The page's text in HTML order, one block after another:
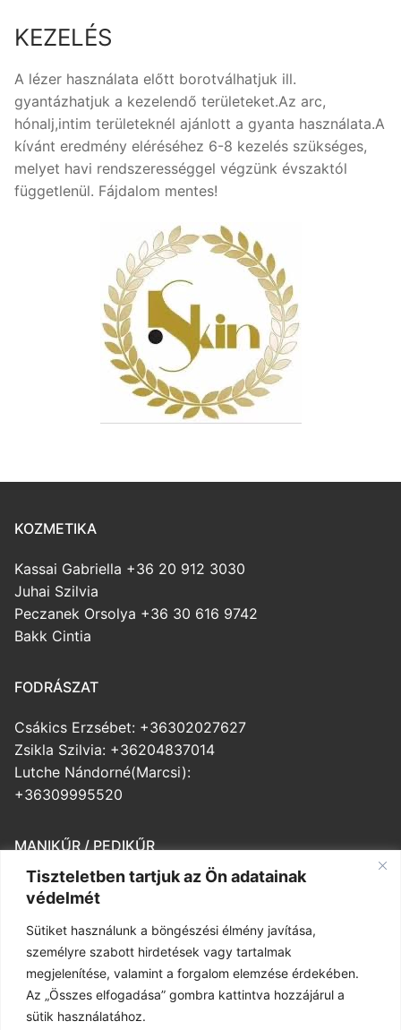
Tiszteletben tartjuk az Ön adatainak
védelmét
Sütiket használunk a böngészési élmény javítása,
személyre szabott hirdetések vagy tartalmak
megjelenítése, valamint a forgalom elemzése érdekében.
Az „Összes elfogadása” gombra kattintva hozzájárul a
sütik használatához.
KEZELÉS
A lézer használata előtt borotválhatjuk ill.
gyantázhatjuk a kezelendő területeket.Az arc,
hónalj,intim területeknél ajánlott a gyanta használata.A
kívánt eredmény eléréséhez 6-8 kezelés szükséges,
melyet havi rendszerességgel végzünk évszaktól
függetlenül. Fájdalom mentes!
KOZMETIKA
Kassai Gabriella +36 20 912 3030
Juhai Szilvia
Peczanek Orsolya +36 30 616 9742
Bakk Cintia
FODRÁSZAT
Csákics Erzsébet: +36302027627
Zsikla Szilvia: +36204837014
Lutche Nándorné(Marcsi):
+36309995520
MANIKŰR / PEDIKŰR
Balogh Veronika: +36203643508
Medváczné Ibolya: +36302569197
MASSZÁZS
Herczeg-Szilágyi Mónika
+36 30 698 2076